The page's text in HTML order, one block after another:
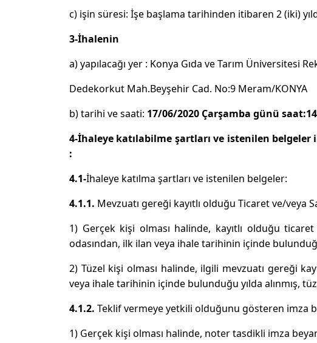
c) işin süresi: İşe başlama tarihinden itibaren 2 (iki)
3-İhalenin
a) yapılacağı yer : Konya Gıda ve Tarım Üniversitesi
Dedekorkut Mah.Beyşehir Cad. No:9 Meram/KONYA
b) tarihi ve saati: 17/06/2020 Çarşamba günü
4-İhaleye katılabilme şartları ve istenilen
:
4.1-İhaleye katılma şartları ve istenilen belgeler:
4.1.1. Mevzuatı gereği kayıtlı olduğu Ticaret ve/veya
1) Gerçek kişi olması halinde, kayıtlı olduğu
odasından, ilk ilan veya ihale tarihinin içinde
2) Tüzel kişi olması halinde, ilgili mevzuatı gereği
veya ihale tarihinin içinde bulunduğu yılda alınmış,
4.1.2. Teklif vermeye yetkili olduğunu gösteren imza
1) Gerçek kişi olması halinde, noter tasdikli imza